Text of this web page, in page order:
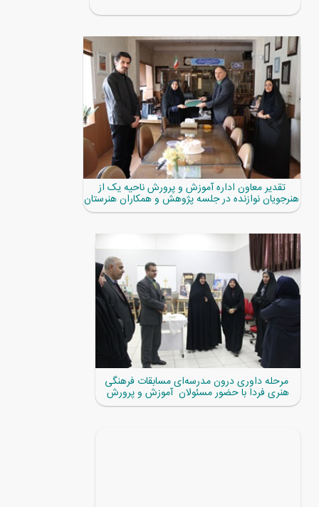
تقدیر معاون اداره آموزش و پرورش ناحیه یک از
هنرجویان نوازنده در جلسه پژوهش و همکاران هنرستان
مرحله داوری درون مدرسه‌ای مسابقات فرهنگی
هنری فردا با حضور مسئولان آموزش و پرورش